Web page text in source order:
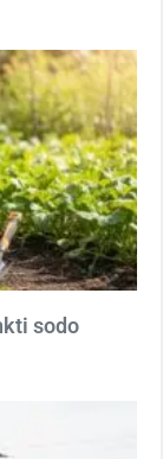
sodo